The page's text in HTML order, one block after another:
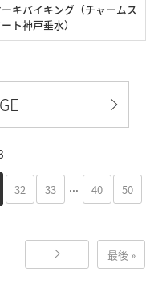
キバイキング（チャームス
ト神戸垂水）
32 33 ... 40 50
最後 »